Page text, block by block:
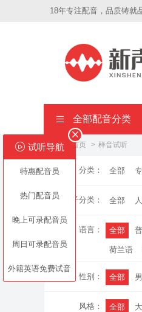
18年专注配音，品质铸就
全部配音分类
试听导航
特惠配音员
热门配音员
晚上可录配音员
周日可录配音员
外籍英语免费试音
网站首页 样音试听
分类： 全部
子分类： 全部
语言： 全部
荷兰语
性别： 全部
风格： 全部